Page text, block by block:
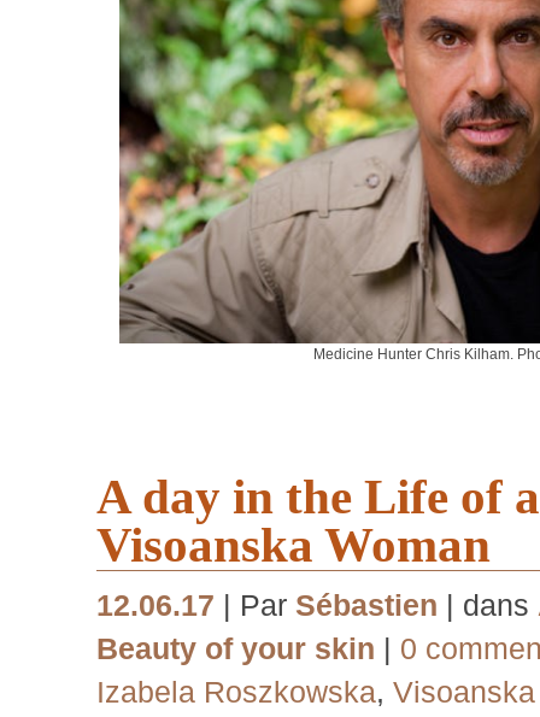
Medicine Hunter Chris Kilham.
A day in the Life of
Visoanska Woman
12.06.17 | Par Sébastien | dans
Beauty of your skin | 0
Izabela Roszkowska,